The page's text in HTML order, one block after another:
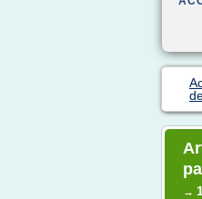
→